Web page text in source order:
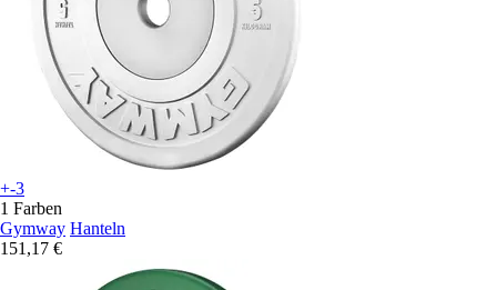
+-3
1 Farben
Gymway Hanteln
151,17 €